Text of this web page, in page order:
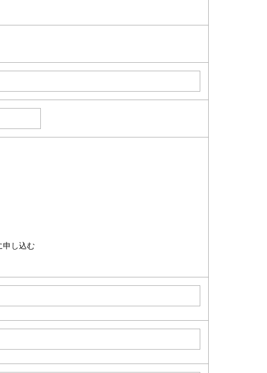
申し込む